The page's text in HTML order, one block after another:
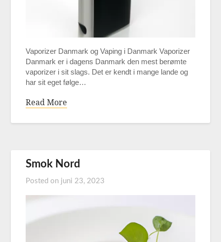
Vaporizer Danmark og Vaping i Danmark Vaporizer
Danmark er i dagens Danmark den mest berømte
vaporizer i sit slags. Det er kendt i mange lande og
har sit eget følge…
Read More
Smok Nord
Posted on juni 23, 2023